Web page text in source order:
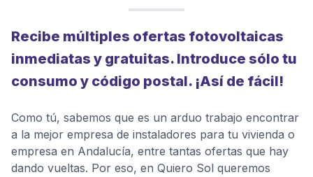
Recibe múltiples ofertas fotovoltaicas
inmediatas y gratuitas. Introduce sólo tu
consumo y código postal. ¡Así de fácil!
Como tú, sabemos que es un arduo trabajo encontrar
a la mejor empresa de instaladores para tu vivienda o
empresa en Andalucía, entre tantas ofertas que hay
dando vueltas. Por eso, en Quiero Sol queremos